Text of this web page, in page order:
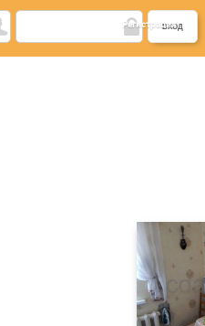
Регистрация